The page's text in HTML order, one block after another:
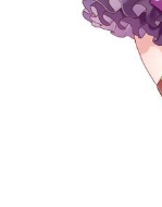
ぶいコミュ！by
ぶいマガ！ by